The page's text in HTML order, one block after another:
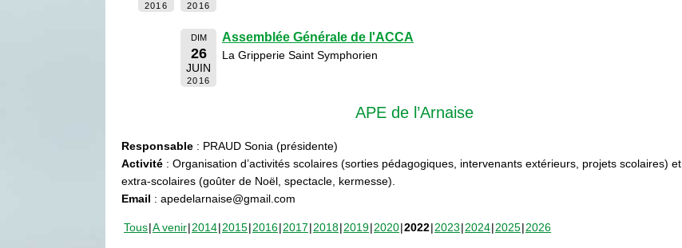
2016 2016
DIM
26
JUIN
2016
Assemblée Générale de l'ACCA
La Gripperie Saint Symphorien
APE de l’Arnaise
Responsable : PRAUD Sonia (présidente)
Activité : Organisation d’activités scolaires (sorties pédagogiques, intervenants extérieurs, projets scolaires) et
extra-scolaires (goûter de Noël, spectacle, kermesse).
Email : apedelarnaise@gmail.com
Tous A venir 2014 2015 2016 2017 2018 2019 2020 2022 2023 2024 2025 2026